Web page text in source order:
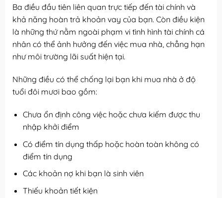
Ba điều đầu tiên liên quan trực tiếp đến tài chính và
khả năng hoàn trả khoản vay của bạn. Còn điều kiện
là những thứ nằm ngoài phạm vi tình hình tài chính cá
nhân có thể ảnh hưởng đến việc mua nhà, chẳng hạn
như môi trường lãi suất hiện tại.
Những điều có thể chống lại bạn khi mua nhà ở độ
tuổi đôi mươi bao gồm:
Chưa ổn định công việc hoặc chưa kiếm được thu
nhập khởi điểm
Có điểm tín dụng thấp hoặc hoàn toàn không có
điểm tín dụng
Các khoản nợ khi bạn là sinh viên
Thiếu khoản tiết kiện